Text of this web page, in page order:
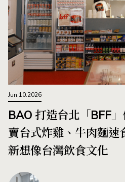
Jun.10.2026
BAO 打造台北「BFF
賣台式炸雞、牛肉麵速
新想像台灣飲食文化